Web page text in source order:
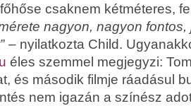
csaknem kétméteres,
nagyon, nagyon
” – nyilatkozta Child.
éles szemmel megjegyzi:
és második filmje ráadásul
nem igazán a színész